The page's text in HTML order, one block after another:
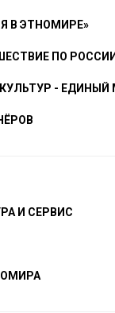
В ЭТНОМИРЕ»
ПО
- ЕДИНЫЙ
И СЕРВИС